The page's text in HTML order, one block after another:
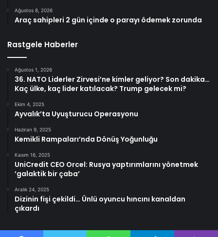
Ağustos 8, 2026
Araç sahipleri 2 gün içinde o parayı ödemek zorunda
Rastgele Haberler
Ağustos 1, 2026
36. NATO Liderler Zirvesi’ne kimler geliyor? Son dakika…
Kaç ülke, kaç lider katılacak? Trump gelecek mi?
Ekim 4, 2025
Ayvalık’ta Uyuşturucu Operasyonu
Haziran 9, 2025
Kemikli Rampaları’nda Dönüş Yoğunluğu
Kasım 16, 2025
UniCredit CEO Orcel: Rusya yaptırımlarını yönetmek
’galaktik bir çaba’
Aralık 24, 2025
Dizinin fişi çekildi… Ünlü oyuncu hıncını kanaldan
çıkardı